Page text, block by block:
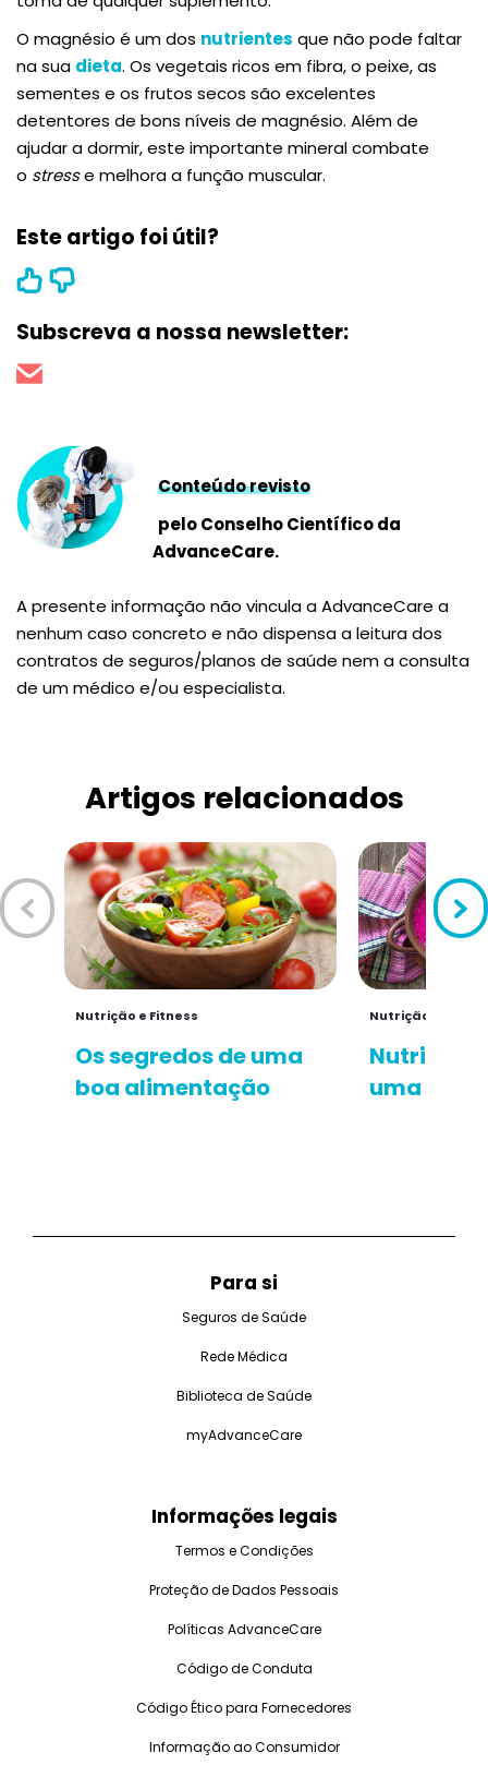
O magnésio é um dos nutrientes que não pode faltar
na sua dieta. Os vegetais ricos em fibra, o peixe, as
sementes e os frutos secos são excelentes
detentores de bons níveis de magnésio. Além de
ajudar a dormir, este importante mineral combate
o stresse melhora a função muscular.
Este artigo foi útil?
Subscreva a nossa newsletter:
Conteúdo revisto
pelo Conselho Científico da
AdvanceCare.
A presente informação não vincula a AdvanceCare a
nenhum caso concreto e não dispensa a leitura dos
contratos de seguros/planos de saúde nem a consulta
de um médico e/ou especialista.
Artigos relacionados
Nutrição e Fitness
Os segredos de uma
boa alimentação
Nutrição e
Nutrição
uma
Para si
Seguros de Saúde
Rede Médica
Biblioteca de Saúde
myAdvanceCare
Informações legais
Termos e Condições
Proteção de Dados Pessoais
Políticas AdvanceCare
Código de Conduta
Código Ético para Fornecedores
Informação ao Consumidor